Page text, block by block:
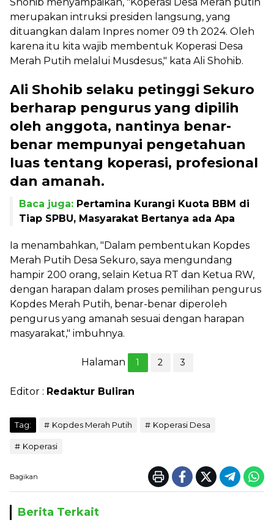
merupakan intruksi presiden langsung, yang
dituangkan dalam Inpres nomer 09 th 2024. Oleh
karena itu kita wajib membentuk Koperasi Desa
Merah Putih melalui Musdesus," kata Ali Shohib.
Ali Shohib selaku petinggi Sekuro
berharap pengurus yang dipilih
oleh anggota, nantinya benar-
benar mempunyai pengetahuan
luas tentang koperasi, profesional
dan amanah.
Baca juga: Pertamina Kurangi Kuota BBM di
Tiap SPBU, Masyarakat Bertanya ada Apa
Ia menambahkan, "Dalam pembentukan Kopdes
Merah Putih Desa Sekuro, saya mengundang
hampir 200 orang, selain Ketua RT dan Ketua RW,
dengan harapan dalam proses pemilihan pengurus
Kopdes Merah Putih, benar-benar diperoleh
pengurus yang amanah sesuai dengan harapan
masyarakat," imbuhnya.
Halaman 1 2 3
Editor : Redaktur Buliran
Tag: Kopdes Merah Putih Koperasi Desa
Koperasi
Bagikan
Berita Terkait